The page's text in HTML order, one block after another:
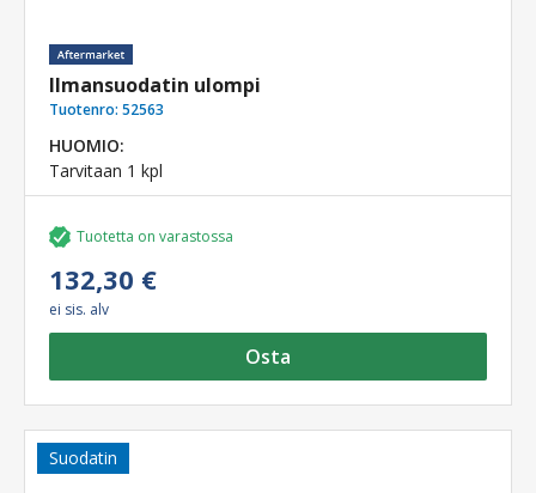
Ilmansuodatin ulompi
Tuotenro: 52563
HUOMIO:
Tarvitaan 1 kpl
Tuotetta on varastossa
132,30 €
ei sis. alv
Osta
Suodatin